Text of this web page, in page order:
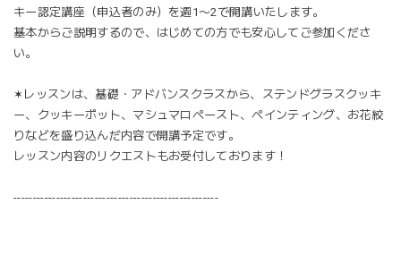
キー認定講座（申込者のみ）を週1〜2で開講いたします。
基本からご説明するので、はじめての方でも安心してご参加くださ
い。
✶ レッスンは、基礎・アドバンスクラスから、ステンドグラスクッキ
ー、クッキーポット、マシュマロペースト、ペインティング、お花絞
りなどを盛り込んだ内容で開講予定です。
レッスン内容のリクエストもお受付しております！
-----------------------------------------------------